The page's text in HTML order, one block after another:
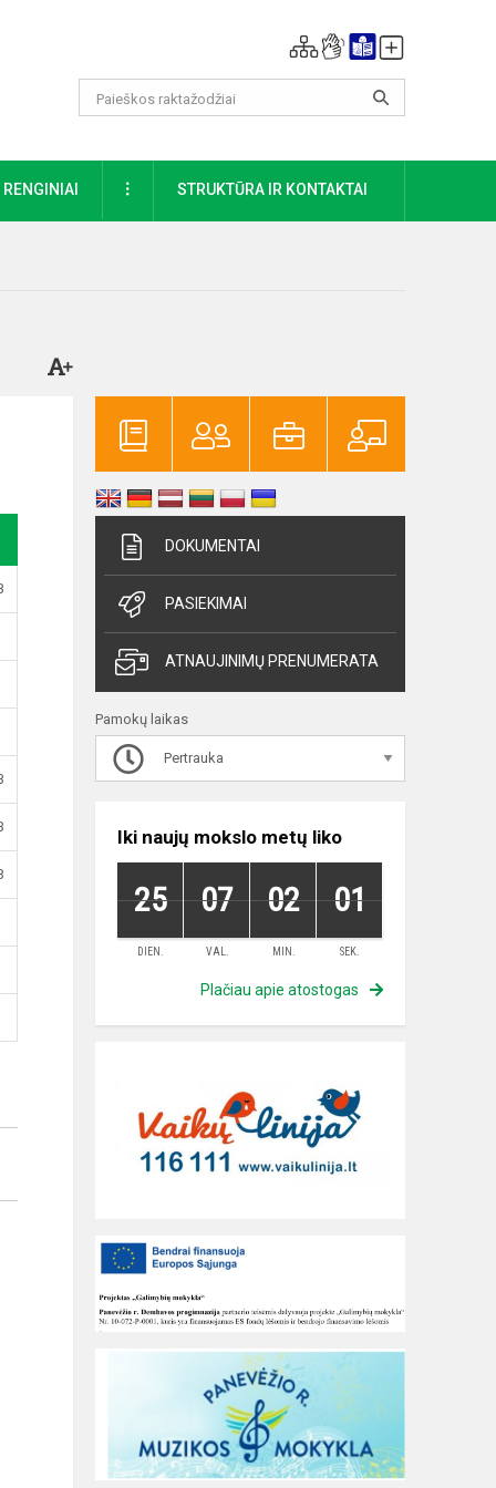
RENGINIAI DAUGIAUSTRUKTŪRA IR KONTAKTAI
DOKUMENTAI
PASIEKIMAI
ATNAUJINIMŲ PRENUMERATA
Pamokų laikas
Pertrauka
Iki naujų mokslo metų liko
25 07 02 00
DIEN. VAL. MIN. SEK.
Plačiau apie atostogas